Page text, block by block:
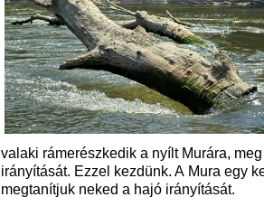
valaki rámerészkedik a nyílt Murára,
irányítását. Ezzel kezdünk. A Mura egy
megtanítjuk neked a hajó irányítását.